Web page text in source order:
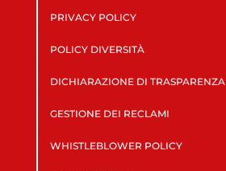
PRIVACY POLICY
POLICY DIVERSITÀ
DICHIARAZIONE DI TRASPARENZA
GESTIONE DEI RECLAMI
WHISTLEBLOWER POLICY